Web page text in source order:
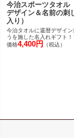
今治スポーツタオル
デザイン＆名前の刺
入り）
今治タオルに還暦デザイン
うを施した名入れギフト！
価格4,400円 （税込）